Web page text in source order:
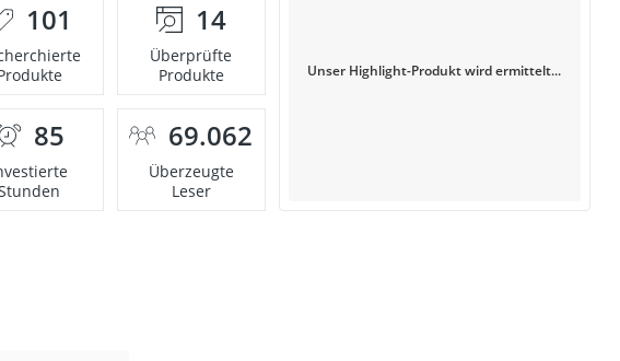
101 14
Überprüfte
Produkte
85 69.062
Überzeugte
Leser
Unser Highlight-Produkt wird ermittelt...